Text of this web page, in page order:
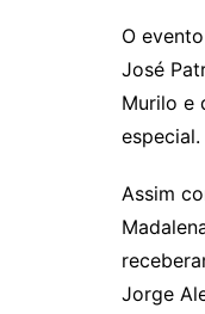
O
José
Murilo e
especial.
Assim
Jorge